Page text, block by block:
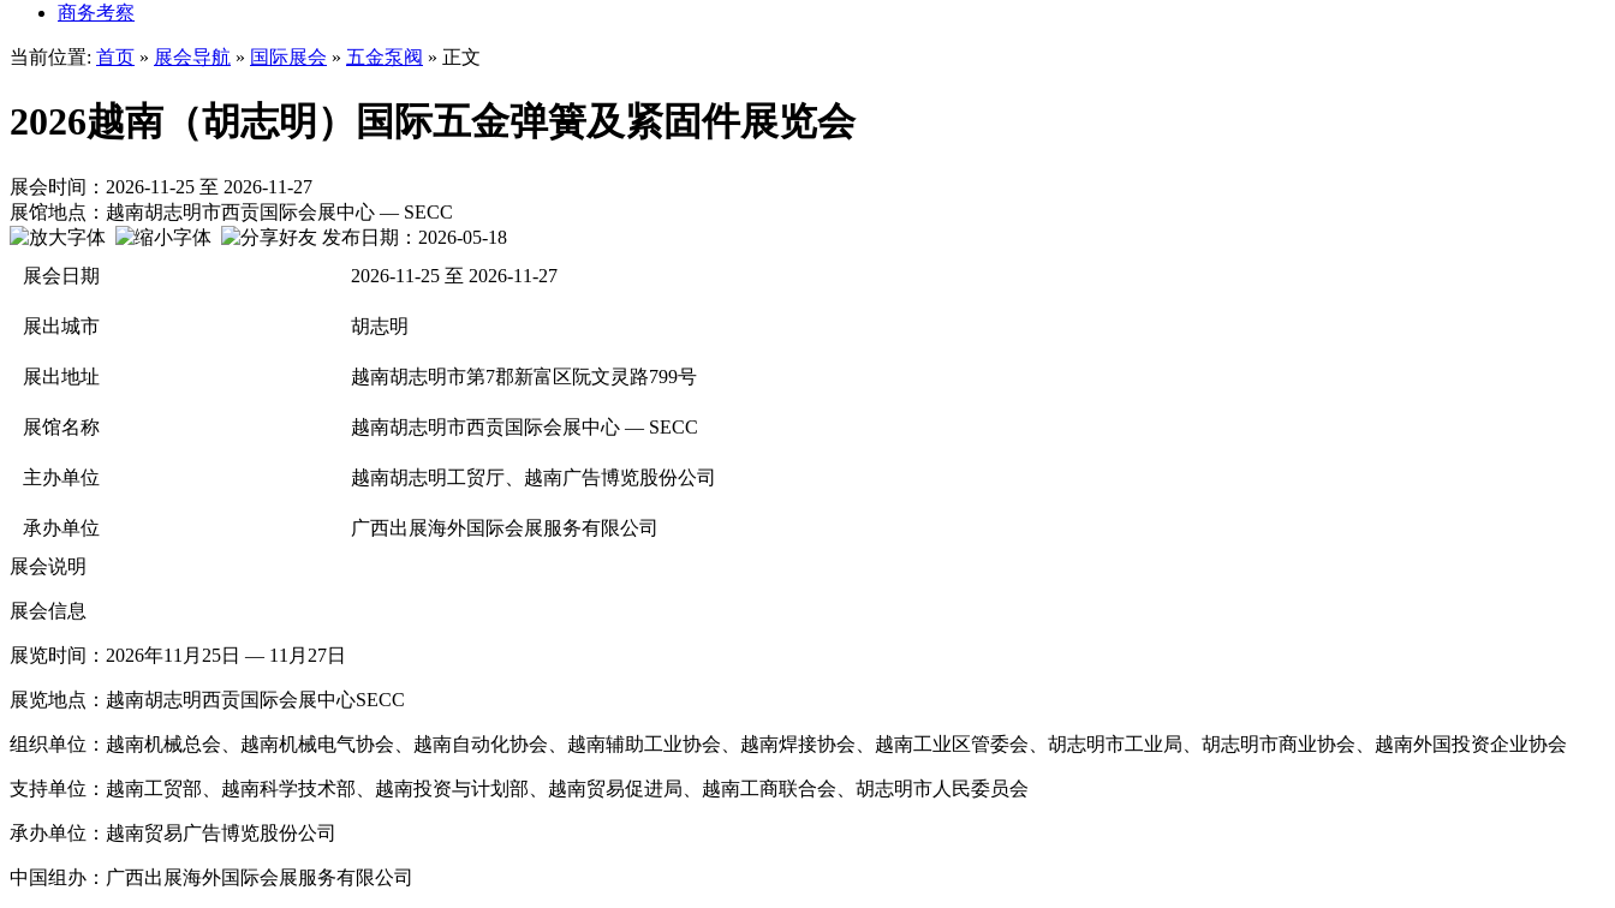
商务考察
当前位置: 首页 » 展会导航 » 国际展会 » 五金泵阀 » 正文
2026越南（胡志明）国际五金弹簧及紧固件展览会
展会时间：2026-11-25 至 2026-11-27
展馆地点：越南胡志明市西贡国际会展中心 — SECC
发布日期：2026-05-18
展会日期
2026-11-25 至 2026-11-27
展出城市 胡志明
展出地址 越南胡志明市第7郡新富区阮文灵路799号
展馆名称 越南胡志明市西贡国际会展中心 — SECC
主办单位 越南胡志明工贸厅、越南广告博览股份公司
承办单位
广西出展海外国际会展服务有限公司
展会说明
展会信息
展览时间：2026年11月25日 — 11月27日
展览地点：越南胡志明西贡国际会展中心SECC
组织单位：越南机械总会、越南机械电气协会、越南自动化协会、越南辅助工业协会、越南焊接协会、越南工业区管委会、胡志明市工业局、胡志明市商业协会、越南外国投资企业协会
支持单位：越南工贸部、越南科学技术部、越南投资与计划部、越南贸易促进局、越南工商联合会、胡志明市人民委员会
承办单位：越南贸易广告博览股份公司
中国组办：广西出展海外国际会展服务有限公司